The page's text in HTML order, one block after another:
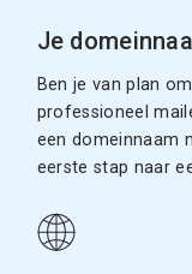
Je
Ben je van plan
professioneel
een domeinnaam
eerste stap naar